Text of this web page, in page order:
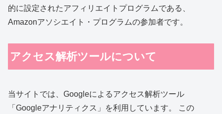
的に設定されたアフィリエイトプログラムである、
Amazonアソシエイト・プログラムの参加者です。
アクセス解析ツールについて
当サイトでは、Googleによるアクセス解析ツール
「Googleアナリティクス」を利用しています。 この